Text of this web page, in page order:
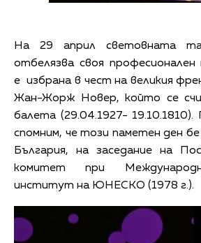
На 29 април световната
отбелязва своя
е избрана в чест на великия
Жан-Жорж Новер, който се
балета (29.04.1927-
спомним, че този паметен ден бе
България, на заседание на
комитет при
институт на ЮНЕСКО (1978 г.).